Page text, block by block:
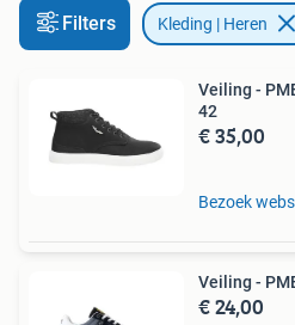
Filters Kleding | Heren
Veiling -
42
€ 35,00
Bezoek
Veiling -
€ 24,00